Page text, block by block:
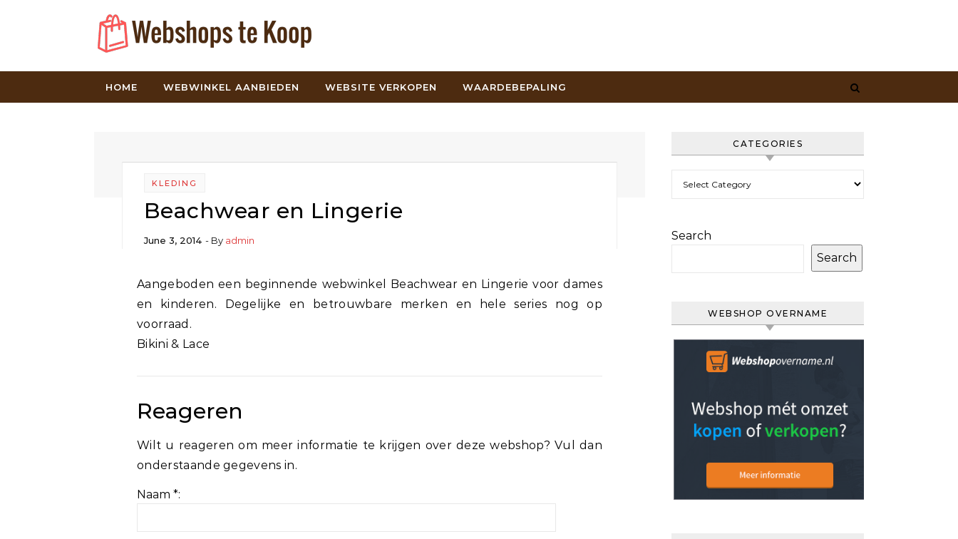
HOME WEBWINKEL AANBIEDEN WEBSITE VERKOPEN WAARDEBEPALING
KLEDING
Beachwear en Lingerie
June 3, 2014 - By admin
Aangeboden een beginnende webwinkel Beachwear en Lingerie voor dames
en kinderen. Degelijke en betrouwbare merken en hele series nog op
voorraad.
Bikini & Lace
Reageren
Wilt u reageren om meer informatie te krijgen over deze webshop? Vul dan
onderstaande gegevens in.
Naam *:
CATEGORIES
Search
Search
WEBSHOP OVERNAME